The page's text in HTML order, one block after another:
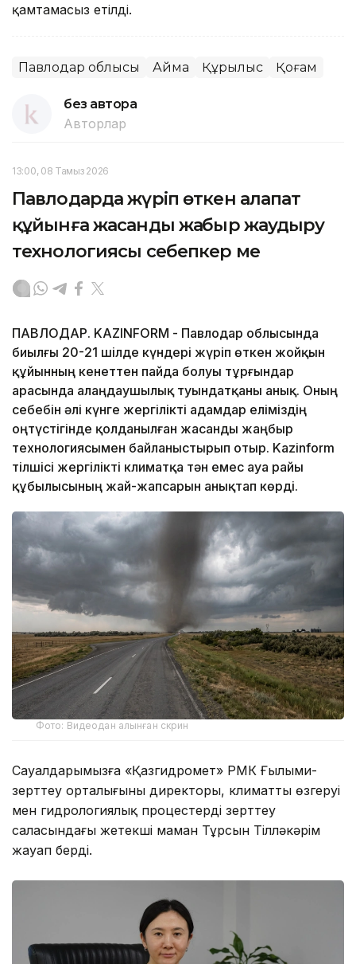
қамтамасыз етілді.
Павлодар облысы Аймақ Құрылыс Қоғам
без автора
Авторлар
13:00, 08 Тамыз 2026
Павлодарда жүріп өткен алапат
құйынға жасанды жаңбыр жаудыру
технологиясы себепкер ме
ПАВЛОДАР. KAZINFORM - Павлодар облысында
биылғы 20-21 шілде күндері жүріп өткен жойқын
құйынның кенеттен пайда болуы тұрғындар
арасында алаңдаушылық туындатқаны анық. Оның
себебін әлі күнге жергілікті адамдар еліміздің
оңтүстігінде қолданылған жасанды жаңбыр
технологиясымен байланыстырып отыр. Kazinform
тілшісі жергілікті климатқа тән емес ауа райы
құбылысының жай-жапсарын анықтап көрді.
Фото: Видеодан алынған скрин
Сауалдарымызға «Қазгидромет» РМК Ғылыми-
зерттеу орталығының директоры, климаттың өзгеруі
мен гидрологиялық процестерді зерттеу
саласындағы жетекші маман Тұрсын Тілләкәрім
жауап берді.